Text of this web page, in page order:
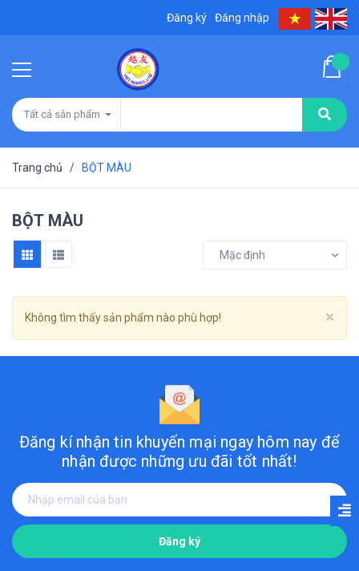
Đăng ký Đăng nhập
Tất cả sản phẩm
Trang chủ / BỘT MÀU
BỘT MÀU
Mặc định
×
Không tìm thấy sản phẩm nào phù hợp!
Đăng kí nhận tin khuyến mại ngay hôm nay để
nhận được những ưu đãi tốt nhất!
Đăng ký